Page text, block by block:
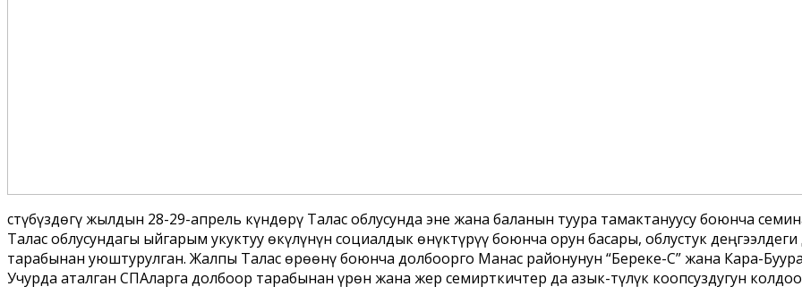
Үстүбүздѳгү жылдын 28-29-апрель күндѳрү Талас облусунда эне жана баланын туура тамактануусу боюнча
Талас облусундагы ыйгарым укуктуу ѳкүлүнүн социалдык ѳнүктүрүү боюнча орун басары, облустук
тарабынан уюштурулган. Жалпы Талас ѳрѳѳнү боюнча долбоорго Манас районунун “Береке-С” жана Кара-
Учурда аталган СПАларга долбоор тарабынан үрѳн жана жер семирткичтер да азык-түлүк коопсуздугун